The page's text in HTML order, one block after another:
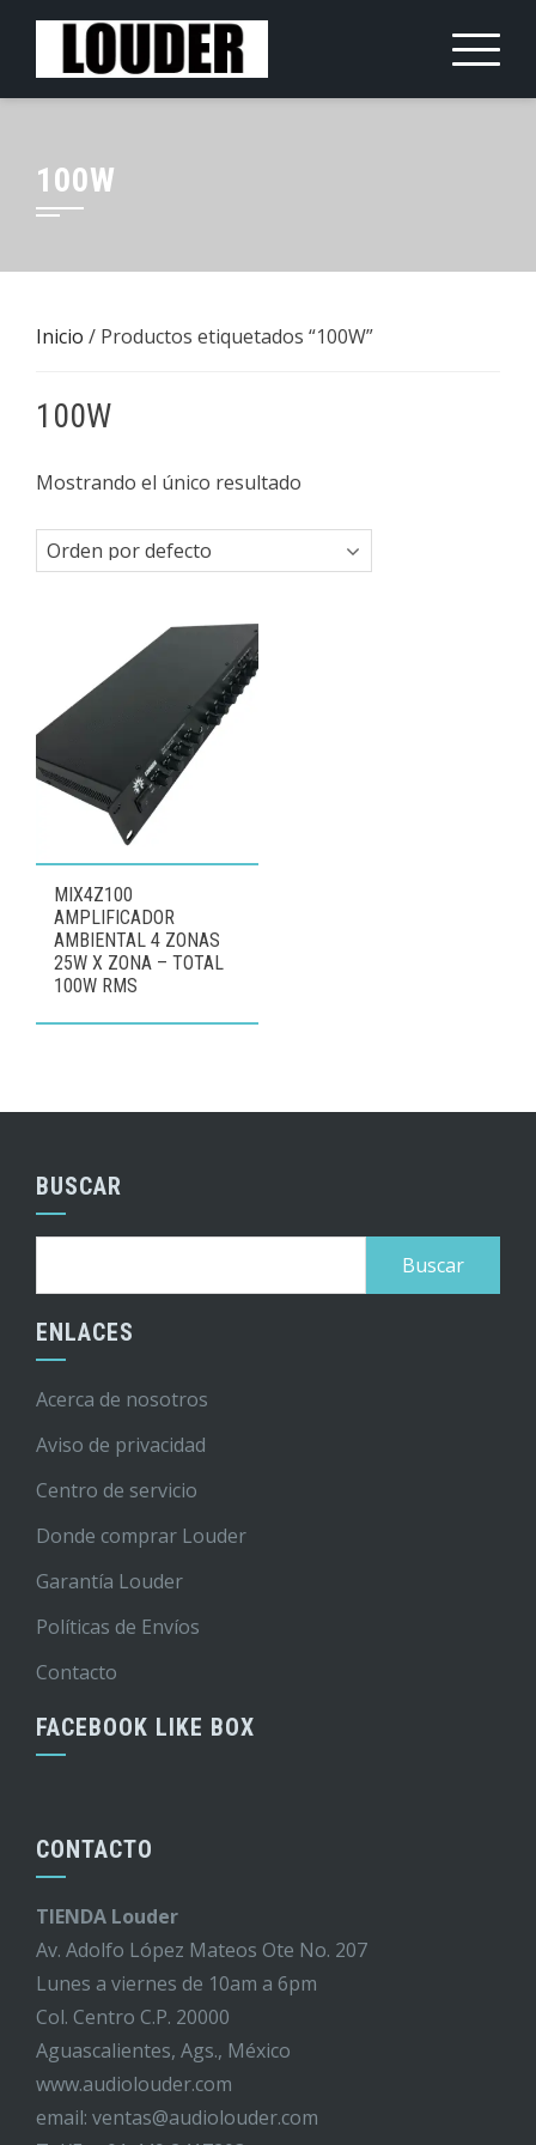
Saltar
contenido
100W
Inicio / Productos etiquetados “100W”
100W
Mostrando el único resultado
MIX4Z100
AMPLIFICADOR
AMBIENTAL 4 ZONAS
25W X ZONA – TOTAL
100W RMS
BUSCAR
ENLACES
Acerca de nosotros
Aviso de privacidad
Centro de servicio
Donde comprar Louder
Garantía Louder
Políticas de Envíos
Contacto
FACEBOOK LIKE BOX
CONTACTO
TIENDA Louder
Av. Adolfo López Mateos Ote No. 207
Lunes a viernes de 10am a 6pm
Col. Centro C.P. 20000
Aguascalientes, Ags., México
www.audiolouder.com
email: ventas@audiolouder.com